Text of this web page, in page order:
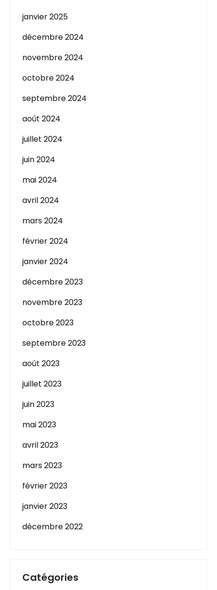
janvier 2025
décembre 2024
novembre 2024
octobre 2024
septembre 2024
août 2024
juillet 2024
juin 2024
mai 2024
avril 2024
mars 2024
février 2024
janvier 2024
décembre 2023
novembre 2023
octobre 2023
septembre 2023
août 2023
juillet 2023
juin 2023
mai 2023
avril 2023
mars 2023
février 2023
janvier 2023
décembre 2022
Catégories